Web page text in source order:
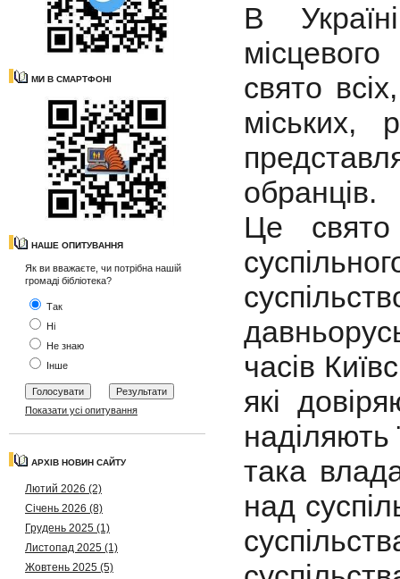
МИ В СМАРТФОНІ
НАШЕ ОПИТУВАННЯ
Як ви вважаєте, чи потрібна нашій
громаді бібліотека?
Так
Ні
Не знаю
Інше
Показати усі опитування
АРХІВ НОВИН САЙТУ
Лютий 2026 (2)
Січень 2026 (8)
Грудень 2025 (1)
Листопад 2025 (1)
Жовтень 2025 (5)
В
свято
міських,
обранців.
Це свято
часів
які
така
над